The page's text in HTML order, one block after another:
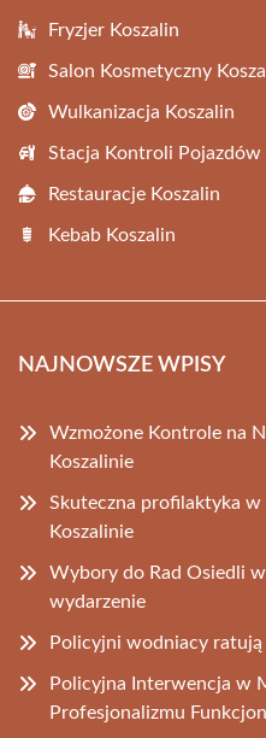
Fryzjer Koszalin
Salon Kosmetyczny
Wulkanizacja Koszalin
Stacja Kontroli Pojazdów
Restauracje Koszalin
Kebab Koszalin
NAJNOWSZE WPISY
Wzmożone Kontrole na
Koszalinie
Skuteczna profilaktyka w
Koszalinie
Wybory do Rad Osiedli
wydarzenie
Policyjni wodniacy
Policyjna Interwencja w
Profesjonalizmu